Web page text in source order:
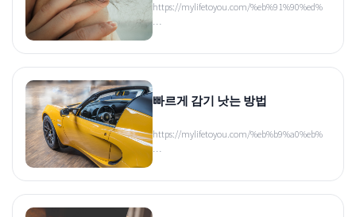
https://mylifetoyou.com/%eb%91%90%ed%
…
빠르게 감기 낫는 방법
https://mylifetoyou.com/%eb%b9%a0%eb%
…